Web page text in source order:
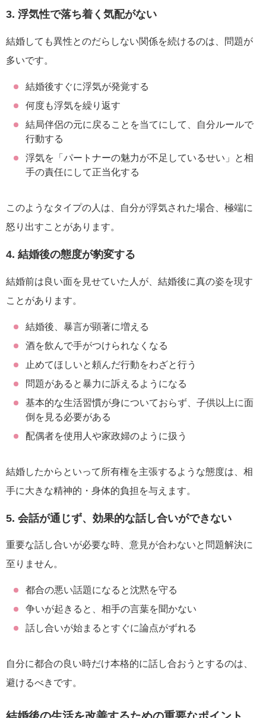
3. 浮気性で落ち着く気配がない
結婚しても異性とのだらしない関係を続けるのは、問題が
多いです。
結婚後すぐに浮気が発覚する
何度も浮気を繰り返す
結局伴侶の元に戻ることを当てにして、自分ルールで
行動する
浮気を「パートナーの魅力が不足しているせい」と相
手の責任にして正当化する
このようなタイプの人は、自分が浮気された場合、極端に
怒り出すことがあります。
4. 結婚後の態度が豹変する
結婚前は良い面を見せていた人が、結婚後に真の姿を現す
ことがあります。
結婚後、暴言が顕著に増える
酒を飲んで手がつけられなくなる
止めてほしいと頼んだ行動をわざと行う
問題があると暴力に訴えるようになる
基本的な生活習慣が身についておらず、子供以上に面
倒を見る必要がある
配偶者を使用人や家政婦のように扱う
結婚したからといって所有権を主張するような態度は、相
手に大きな精神的・身体的負担を与えます。
5. 会話が通じず、効果的な話し合いができない
重要な話し合いが必要な時、意見が合わないと問題解決に
至りません。
都合の悪い話題になると沈黙を守る
争いが起きると、相手の言葉を聞かない
話し合いが始まるとすぐに論点がずれる
自分に都合の良い時だけ本格的に話し合おうとするのは、
避けるべきです。